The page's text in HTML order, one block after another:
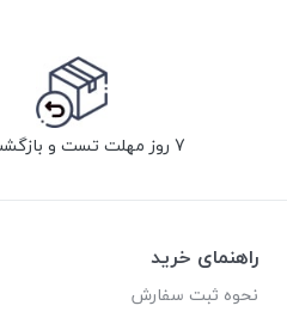
7 روز مهلت تست و بازگشت کالا
راهنمای خرید
نحوه ثبت سفارش